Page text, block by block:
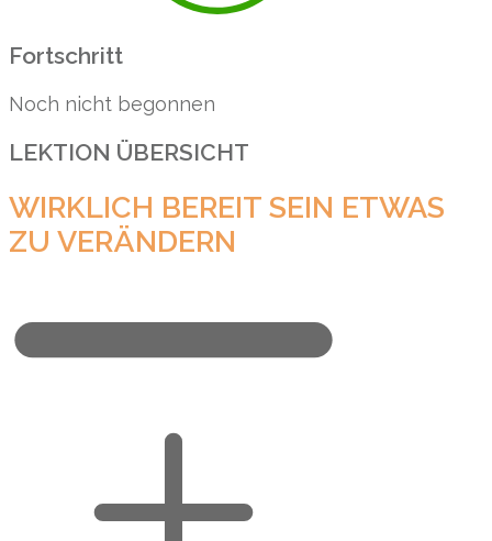
Fortschritt
Noch nicht begonnen
LEKTION ÜBERSICHT
WIRKLICH BEREIT SEIN ETWAS
ZU VERÄNDERN